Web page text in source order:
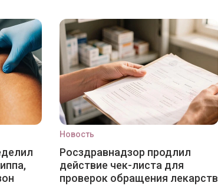
Новость
Росздравнадзор продлил
действие чек-листа для
проверок обращения лекарств